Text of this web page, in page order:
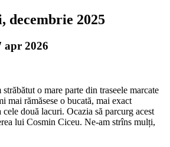
decembrie 2025
apr 2026
o mare parte din traseele marcate
mai rămăsese o bucată, mai exact
două lacuri. Ocazia să parcurg acest
lui Cosmin Ciceu. Ne-am strîns mulți,